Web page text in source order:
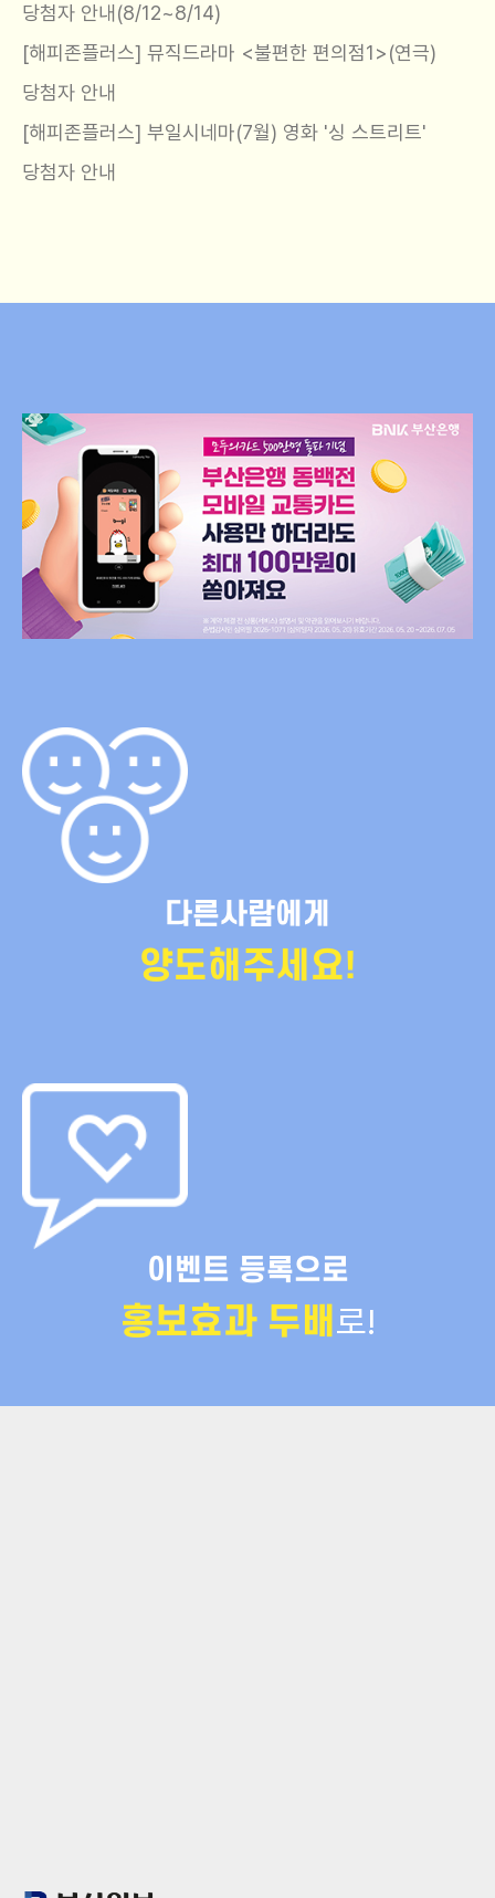
당첨자 안내(8/12~8/14)
[해피존플러스] 뮤직드라마 <불편한 편의점1>(연극)
당첨자 안내
[해피존플러스] 부일시네마(7월) 영화 '싱 스트리트'
당첨자 안내
다른사람에게
양도해주세요!
이벤트 등록으로
홍보효과 두배 로!